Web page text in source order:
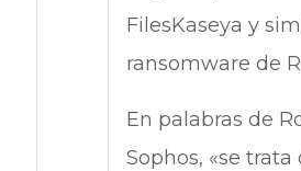
FilesKaseya y
ransomware de
En palabras de
Sophos, «se